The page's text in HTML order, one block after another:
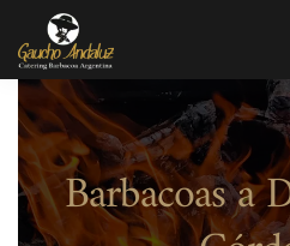
Barbacoas a